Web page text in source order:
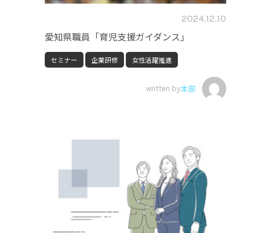
2024.12.10
愛知県職員「育児支援ガイダンス」
セミナー 企業研修 女性活躍推進
written by本部